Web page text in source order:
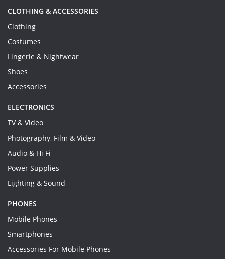
CLOTHING & ACCESSORIES
Clothing
Costumes
Lingerie & Nightwear
Shoes
Accessories
ELECTRONICS
TV & Video
Photography, Film & Video
Audio & Hi Fi
Power Supplies
Lighting & Sound
PHONES
Mobile Phones
Smartphones
Accessories For Mobile Phones